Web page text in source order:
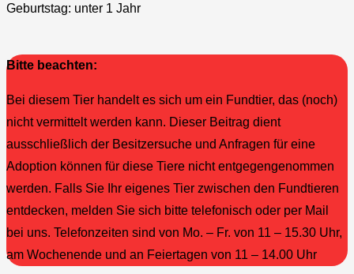
Geburtstag: unter 1 Jahr
Bitte beachten:
Bei diesem Tier handelt es sich um ein Fundtier, das (noch)
nicht vermittelt werden kann. Dieser Beitrag dient
ausschließlich der Besitzersuche und Anfragen für eine
Adoption können für diese Tiere nicht entgegengenommen
werden. Falls Sie Ihr eigenes Tier zwischen den Fundtieren
entdecken, melden Sie sich bitte telefonisch oder per Mail
bei uns. Telefonzeiten sind von Mo. – Fr. von 11 – 15.30 Uhr,
am Wochenende und an Feiertagen von 11 – 14.00 Uhr